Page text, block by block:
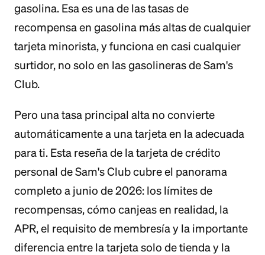
gasolina. Esa es una de las tasas de
recompensa en gasolina más altas de cualquier
tarjeta minorista, y funciona en casi cualquier
surtidor, no solo en las gasolineras de Sam's
Club.
Pero una tasa principal alta no convierte
automáticamente a una tarjeta en la adecuada
para ti. Esta reseña de la tarjeta de crédito
personal de Sam's Club cubre el panorama
completo a junio de 2026: los límites de
recompensas, cómo canjeas en realidad, la
APR, el requisito de membresía y la importante
diferencia entre la tarjeta solo de tienda y la